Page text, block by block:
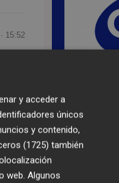
Últimas
15:52
y
y acceder a
únicos
y contenido,
(1725) también
web. Algunos